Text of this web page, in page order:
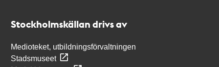
Stockholmskällan drivs av
Medioteket, utbildningsförvaltningen
Stadsmuseet